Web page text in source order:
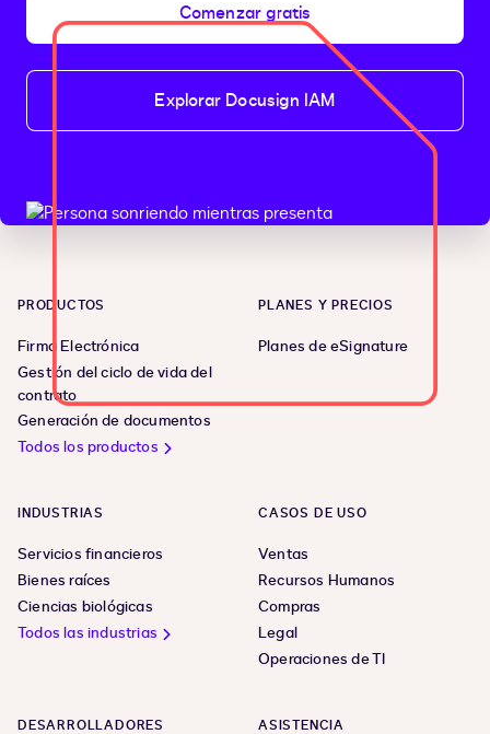
Comenzar gratis
Explorar Docusign IAM
PRODUCTOS
Firma Electrónica
Gestión del ciclo de vida del
contrato
Generación de documentos
Todos los productos
PLANES Y PRECIOS
Planes de eSignature
INDUSTRIAS
Servicios financieros
Bienes raíces
Ciencias biológicas
Todos las industrias
CASOS DE USO
Ventas
Recursos Humanos
Compras
Legal
Operaciones de TI
DESARROLLADORES ASISTENCIA